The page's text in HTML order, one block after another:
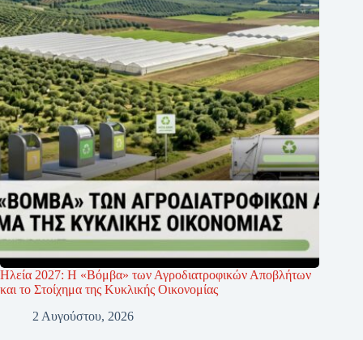
Ηλεία 2027: Η «Βόμβα» των Αγροδιατροφικών Αποβλήτων
και το Στοίχημα της Κυκλικής Οικονομίας
2 Αυγούστου, 2026